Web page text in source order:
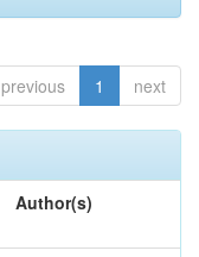
previous 1 next
Author(s)